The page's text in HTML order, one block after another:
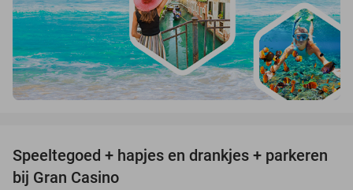
50%
Speeltegoed + hapjes en drankjes + parkeren
bij Gran Casino